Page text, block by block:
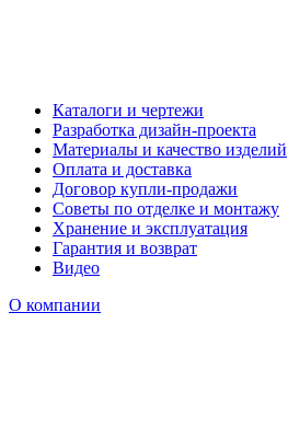
Каталоги и чертежи
Разработка дизайн-проекта
Материалы и качество изделий
Оплата и доставка
Договор купли-продажи
Советы по отделке и монтажу
Хранение и эксплуатация
Гарантия и возврат
Видео
О компании